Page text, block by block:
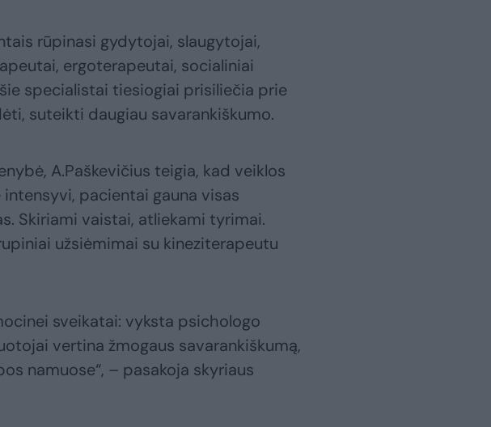
rūpinasi gydytojai, slaugytojai,
ergoterapeutai, socialiniai
specialistai tiesiogiai prisiliečia prie
suteikti daugiau savarankiškumo.
A.Paškevičius teigia, kad veiklos
pacientai gauna visas
Skiriami vaistai, atliekami tyrimai.
užsiėmimai su kineziterapeutu
sveikatai: vyksta psichologo
vertina žmogaus savarankiškumą,
namuose“, – pasakoja skyriaus